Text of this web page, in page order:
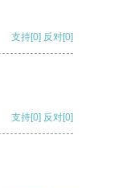
支持[0] 反对[0]
支持[0] 反对[0]